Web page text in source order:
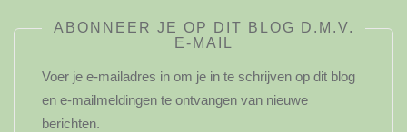
ABONNEER JE OP DIT BLOG D.M.V.
E-MAIL
Voer je e-mailadres in om je in te schrijven op dit blog
en e-mailmeldingen te ontvangen van nieuwe
berichten.